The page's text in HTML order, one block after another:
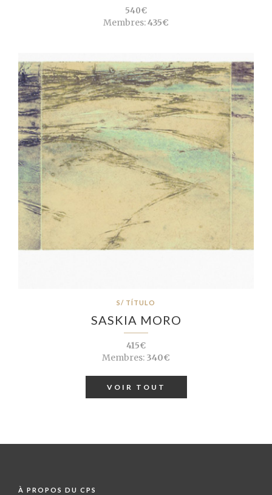
540€
Membres:435€
S/ TÍTULO
SASKIA MORO
415€
Membres: 340€
VOIR TOUT
À PROPOS DU CPS